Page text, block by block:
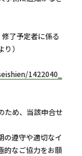
了予定者に係る
）
1422040_
ため、当該申合せ
の遵守や適切なイ
的なご協力をお願